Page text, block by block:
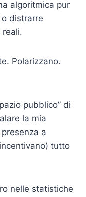
algoritmica pur
distrarre
reali.
Polarizzano.
pubblico” di
la mia
a
tutto
nelle statistiche